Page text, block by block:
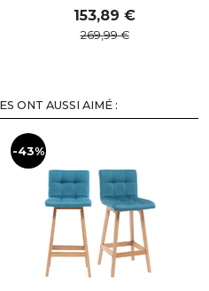
153,89
269,99
ONT AUSSI AIMÉ :
-43%